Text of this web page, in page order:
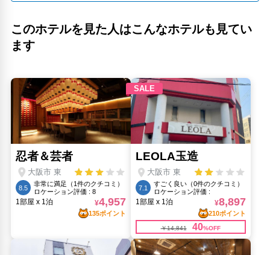
大阪赤十字病院(650m)
大阪銀座マーク(3.62km)
大阪鶴橋市場(570m)
太閤（背割）下水(2.63km)
いちびり庵難波(2.58km)
新梅田シティ(6.19km)
新梅田シティ・中自然の森(6.16km)
日本橋公園(2.12km)
東小橋北公園(1.16km)
松屋町筋商店街(2.44km)
桃谷駅(340m)
玉造駅(1.46km)
生国魂神社(1.73km)
興徳寺(1.36km)
このホテルを見た人はこんなホテルも見てい
ます